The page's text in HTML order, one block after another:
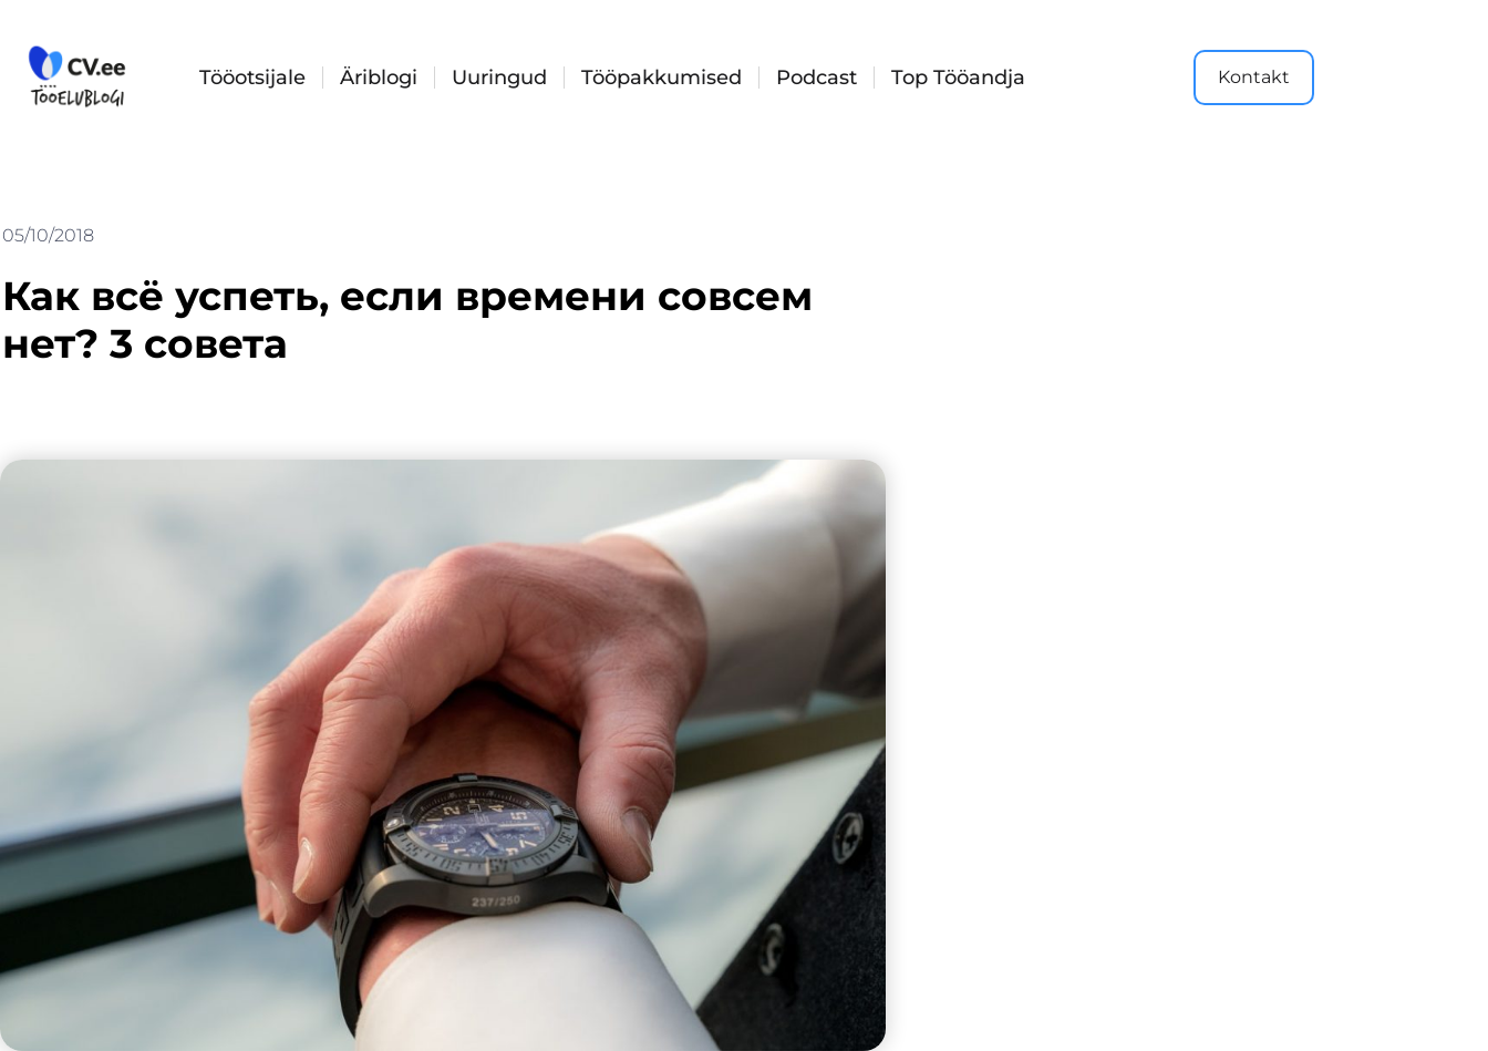
content
Tööotsijale Äriblogi Uuringud Tööpakkumised Podcast Top Tööandja Kontakt
05/10/2018
Как всё успеть, если времени совсем
нет? 3 совета